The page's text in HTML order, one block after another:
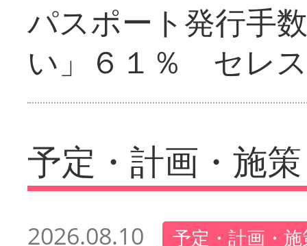
パスポート発行手
い」６１％ セレ
予定・計画・施策
2026.08.10 予定・計画・